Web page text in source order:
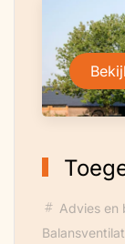
In dit
de nul-
Advies en